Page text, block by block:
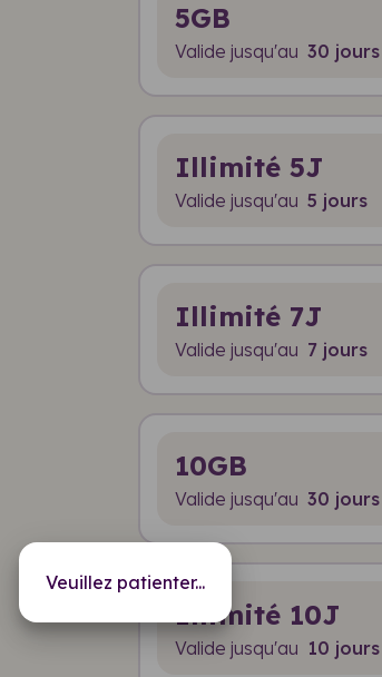
Veuillez patienter...
5GB
Valide jusqu'au 30 jours
Illimité 5J
Valide jusqu'au 5 jours
Illimité 7J
Valide jusqu'au 7 jours
10GB
Valide jusqu'au 30 jours
Illimité 10J
Valide jusqu'au 10 jours